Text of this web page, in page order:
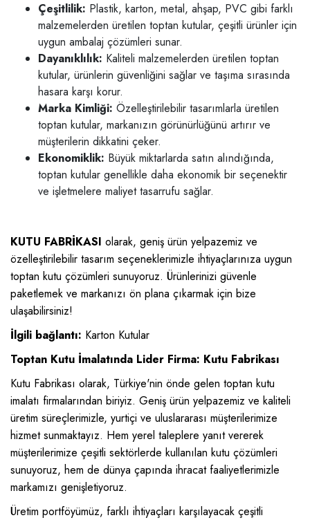
Çeşitlilik: Plastik, karton, metal, ahşap, PVC gibi farklı
malzemelerden üretilen toptan kutular, çeşitli ürünler için
uygun ambalaj çözümleri sunar.
Dayanıklılık: Kaliteli malzemelerden üretilen toptan
kutular, ürünlerin güvenliğini sağlar ve taşıma sırasında
hasara karşı korur.
Marka Kimliği: Özelleştirilebilir tasarımlarla üretilen
toptan kutular, markanızın görünürlüğünü artırır ve
müşterilerin dikkatini çeker.
Ekonomiklik: Büyük miktarlarda satın alındığında,
toptan kutular genellikle daha ekonomik bir seçenektir
ve işletmelere maliyet tasarrufu sağlar.
KUTU FABRİKASI olarak, geniş ürün yelpazemiz ve
özelleştirilebilir tasarım seçeneklerimizle ihtiyaçlarınıza uygun
toptan kutu çözümleri sunuyoruz. Ürünlerinizi güvenle
paketlemek ve markanızı ön plana çıkarmak için bize
ulaşabilirsiniz!
İlgili bağlantı: Karton Kutular
Toptan Kutu İmalatında Lider Firma: Kutu Fabrikası
Kutu Fabrikası olarak, Türkiye'nin önde gelen toptan kutu
imalatı firmalarından biriyiz. Geniş ürün yelpazemiz ve kaliteli
üretim süreçlerimizle, yurtiçi ve uluslararası müşterilerimize
hizmet sunmaktayız. Hem yerel taleplere yanıt vererek
müşterilerimize çeşitli sektörlerde kullanılan kutu çözümleri
sunuyoruz, hem de dünya çapında ihracat faaliyetlerimizle
markamızı genişletiyoruz.
Üretim portföyümüz, farklı ihtiyaçları karşılayacak çeşitli